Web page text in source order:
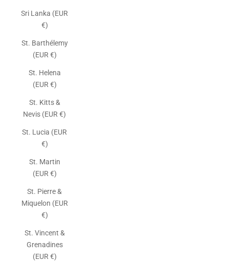
Sri Lanka (EUR
€)
St. Barthélemy
(EUR €)
St. Helena
(EUR €)
St. Kitts &
Nevis (EUR €)
St. Lucia (EUR
€)
St. Martin
(EUR €)
St. Pierre &
Miquelon (EUR
€)
St. Vincent &
Grenadines
(EUR €)